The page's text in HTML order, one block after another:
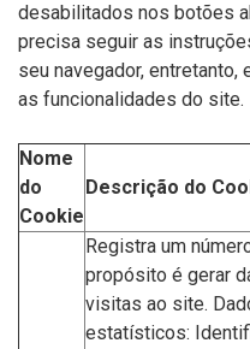
desabilitados nos botões
precisa seguir as
seu navegador,
as funcionalidades do site.
Nome
do
Cookie
Descrição do
Registra um
propósito é gerar
visitas ao site.
estatísticos: